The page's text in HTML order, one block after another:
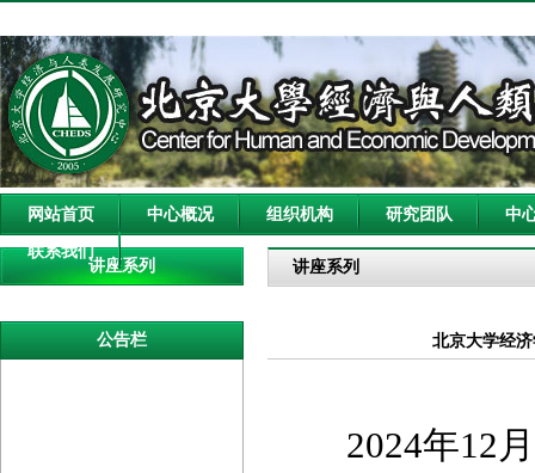
网站首页 中心概况 组织机构 研究团队 中
联系我们
讲座系列
公告栏
讲座系列
北京大学经
2024年12月